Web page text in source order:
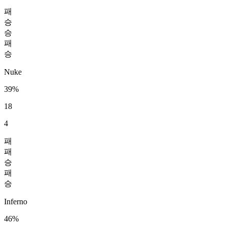
패
승
승
패
승
Nuke
39%
18
4
패
패
승
패
승
Inferno
46%